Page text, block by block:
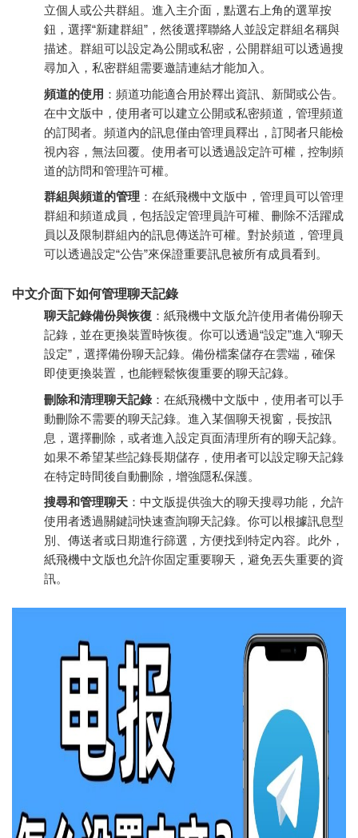
立個人或公共群組。進入主介面，點選右上角的選單按
鈕，選擇“新建群組”，然後選擇聯絡人並設定群組名稱與
描述。群組可以設定為公開或私密，公開群組可以透過搜
尋加入，私密群組需要邀請連結才能加入。
頻道的使用 ：頻道功能適合用於釋出資訊、新聞或公告。
在中文版中，使用者可以建立公開或私密頻道，管理頻道
的訂閱者。頻道內的訊息僅由管理員釋出，訂閱者只能檢
視內容，無法回覆。使用者可以透過設定許可權，控制頻
道的訪問和管理許可權。
群組與頻道的管理 ：在紙飛機中文版中，管理員可以管理
群組和頻道成員，包括設定管理員許可權、刪除不活躍成
員以及限制群組內的訊息傳送許可權。對於頻道，管理員
可以透過設定“公告”來保證重要訊息被所有成員看到。
中文介面下如何管理聊天記錄
聊天記錄備份與恢復 ：紙飛機中文版允許使用者備份聊天
記錄，並在更換裝置時恢復。你可以透過“設定”進入“聊天
設定”，選擇備份聊天記錄。備份檔案儲存在雲端，確保
即使更換裝置，也能輕鬆恢復重要的聊天記錄。
刪除和清理聊天記錄：在紙飛機中文版中，使用者可以手
動刪除不需要的聊天記錄。進入某個聊天視窗，長按訊
息，選擇刪除，或者進入設定頁面清理所有的聊天記錄。
如果不希望某些記錄長期儲存，使用者可以設定聊天記錄
在特定時間後自動刪除，增強隱私保護。
搜尋和管理聊天 ：中文版提供強大的聊天搜尋功能，允許
使用者透過關鍵詞快速查詢聊天記錄。你可以根據訊息型
別、傳送者或日期進行篩選，方便找到特定內容。此外，
紙飛機中文版也允許你固定重要聊天，避免丟失重要的資
訊。